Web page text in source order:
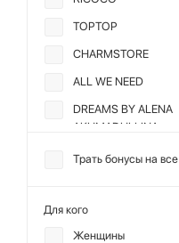
TOPTOP
CHARMSTORE
ALL WE NEED
DREAMS BY ALENA
AKHMADULLINA
MANKOVA
Трать бонусы на все
Для кого
Женщины